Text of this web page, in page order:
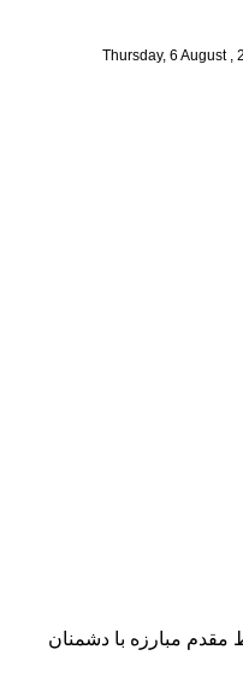
Thursday, 6 August ,
مبارزه با دشمنان